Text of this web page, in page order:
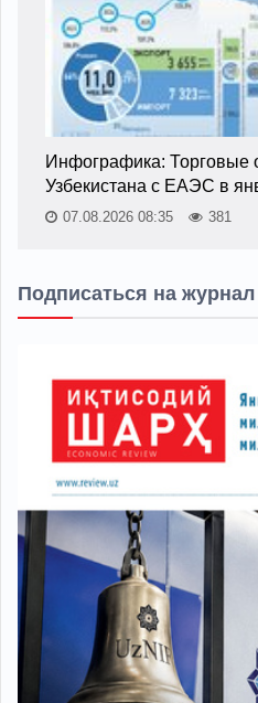
Инфографика: Торговые
Узбекистана с ЕАЭС в
07.08.2026 08:35 381
Подписаться на журнал